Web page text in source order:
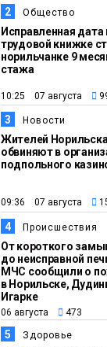
Новости
15:15
06 августа
Образование
14:36
06 августа
Плато
Путорана
На
2 Общество
Исправленная дата
трудовой книжке
норильчанке 9
стажа
10:25 07 августа
3 Новости
Жителей Норильска
обвиняют в
подпольного
09:36 07 августа
4 Происшествия
От короткого
до неисправной
МЧС сообщили о
в Норильске,
Игарке
06 августа 473
5 Здоровье